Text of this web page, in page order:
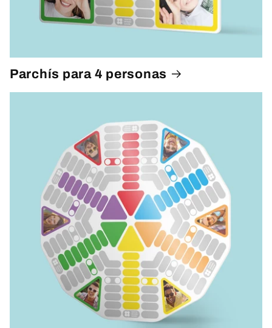
Parchís para 4 personas